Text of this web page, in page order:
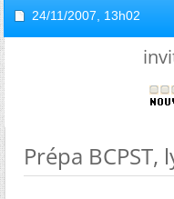
24/11/2007, 13h02
Prépa BCPST,